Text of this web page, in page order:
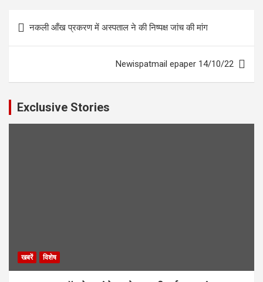
navigation
नकली आँख प्रकरण में अस्पताल ने की निष्पक्ष जांच की मांग
Newispatmail epaper 14/10/22
Exclusive Stories
खबरें विशेष